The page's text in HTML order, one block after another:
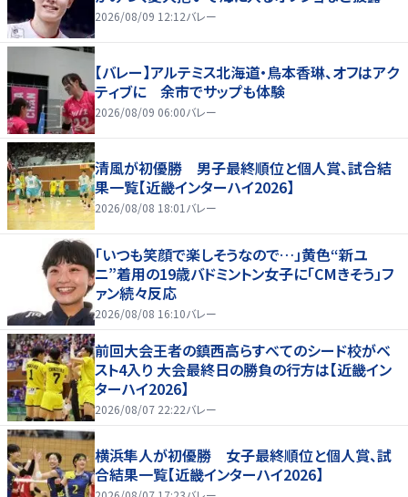
2026/08/09 12:12バレー
【バレー】アルテミス北海道・鳥本香琳、オフはアク
ティブに 余市でサップも体験
2026/08/09 06:00バレー
清風が初優勝 男子最終順位と個人賞、試合結
果一覧【近畿インターハイ2026】
2026/08/08 18:01 バレー
「いつも笑顔で楽しそうなので…」黄色“新ユ
ニ”着用の19歳バドミントン女子に「CMきそう」フ
ァン続々反応
2026/08/08 16:10バレー
前回大会王者の鎮西高らすべてのシード校がベ
スト4入り 大会最終日の勝負の行方は【近畿イン
ターハイ2026】
2026/08/07 22:22バレー
横浜隼人が初優勝 女子最終順位と個人賞、試
合結果一覧【近畿インターハイ2026】